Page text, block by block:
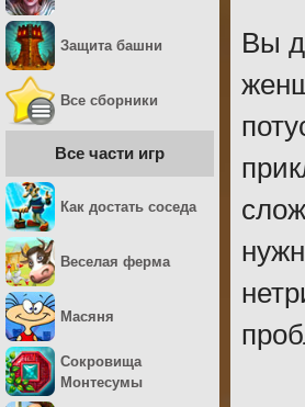
Вы
Защита башни
Все сборники
Все части игр
Как достать соседа
Веселая ферма
Масяня
Сокровища
Монтесумы